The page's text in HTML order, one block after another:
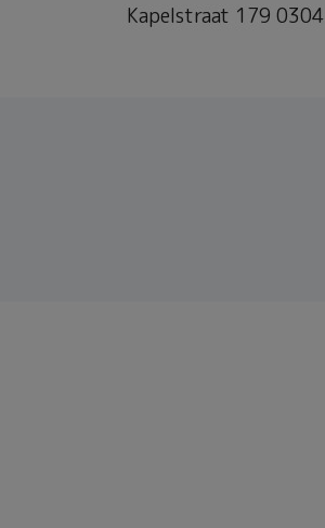
Kapelstraat 179 0304